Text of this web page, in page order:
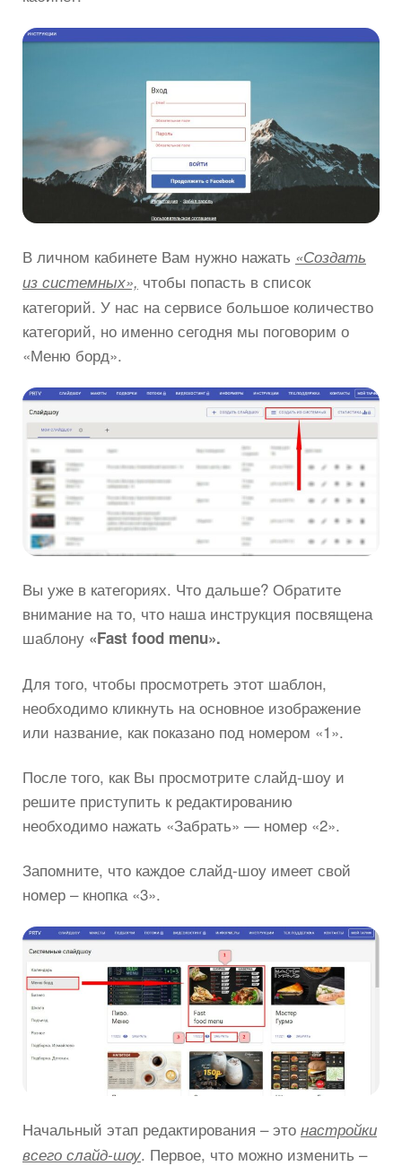
В личном кабинете Вам нужно нажать «Создать
из системных», чтобы попасть в список
категорий. У нас на сервисе большое количество
категорий, но именно сегодня мы поговорим о
«Меню борд».
Вы уже в категориях. Что дальше? Обратите
внимание на то, что наша инструкция посвящена
шаблону «Fast food menu».
Для того, чтобы просмотреть этот шаблон,
необходимо кликнуть на основное изображение
или название, как показано под номером «1».
После того, как Вы просмотрите слайд-шоу и
решите приступить к редактированию
необходимо нажать «Забрать» — номер «2».
Запомните, что каждое слайд-шоу имеет свой
номер – кнопка «3».
Начальный этап редактирования – это настройки
всего слайд-шоу. Первое, что можно изменить –